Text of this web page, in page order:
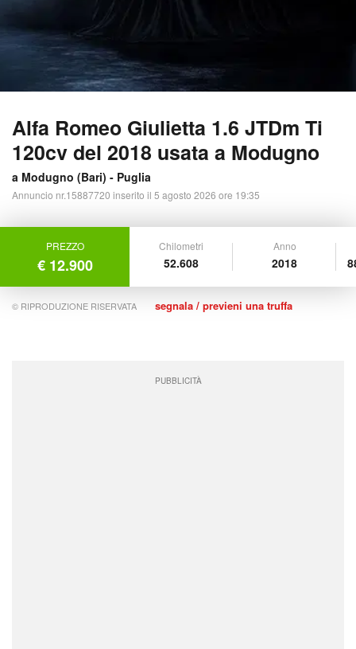
Alfa Romeo Giulietta 1.6 JTDm Ti
120cv del 2018 usata a Modugno
a Modugno (Bari) - Puglia
Annuncio nr.15887720 inserito il 5 agosto 2026 ore 19:35
PREZZO
€ 12.900
Chilometri
52.608
Anno
2018
© RIPRODUZIONE RISERVATA segnala / previeni una truffa
PUBBLICITÀ